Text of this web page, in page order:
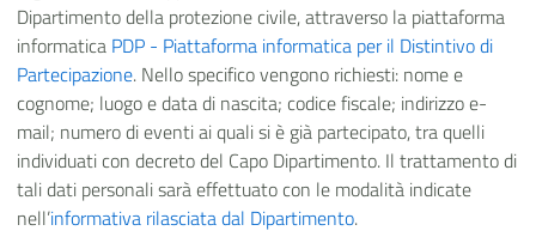
Dipartimento della protezione civile, attraverso la piattaforma
informatica PDP - Piattaforma informatica per il Distintivo di
Partecipazione. Nello specifico vengono richiesti: nome e
cognome; luogo e data di nascita; codice fiscale; indirizzo e-
mail; numero di eventi ai quali si è già partecipato, tra quelli
individuati con decreto del Capo Dipartimento. Il trattamento di
tali dati personali sarà effettuato con le modalità indicate
nell’informativa rilasciata dal Dipartimento.